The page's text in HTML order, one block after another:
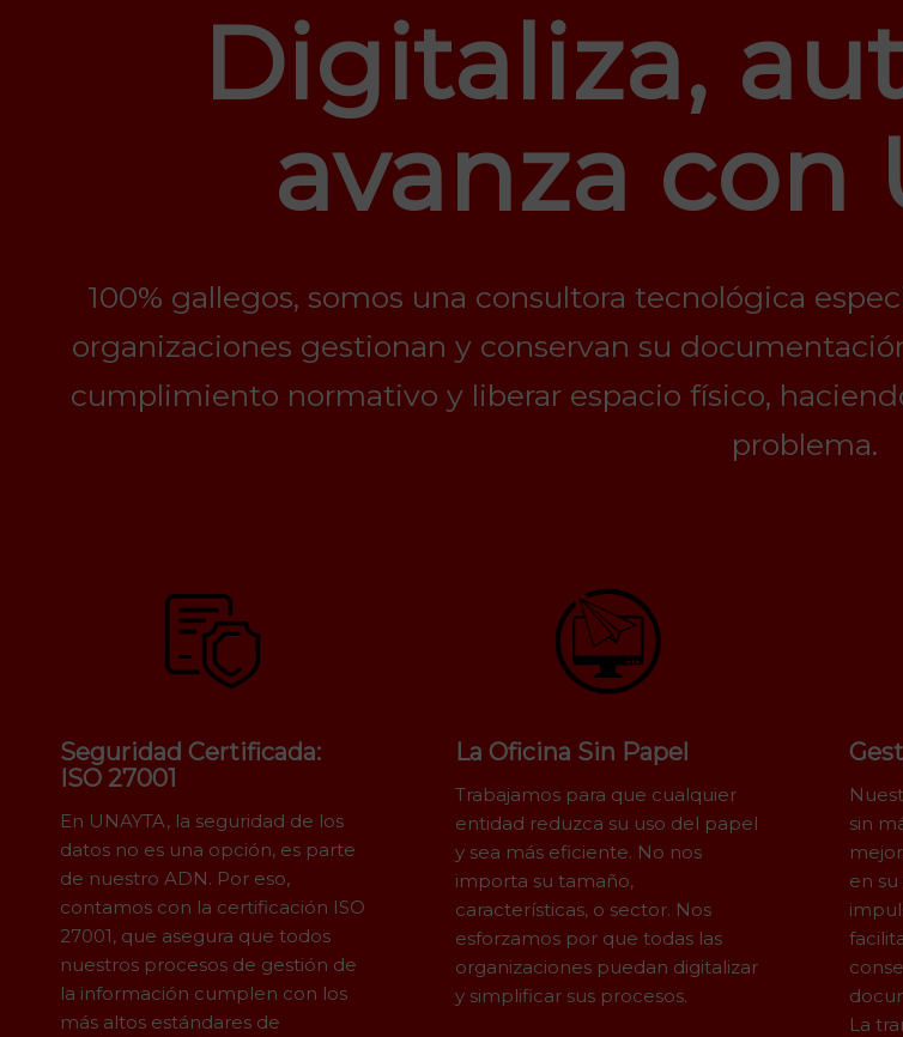
Digitaliza,
avanza con
100% gallegos, somos una consultora tecnológica
organizaciones gestionan y conservan su
cumplimiento normativo y liberar espacio físico,
problema.
Seguridad Certificada:
ISO 27001
En UNAYTA, la seguridad de los
datos no es una opción, es parte
de nuestro ADN. Por eso,
contamos con la certificación ISO
27001, que asegura que todos
nuestros procesos de gestión de
la información cumplen con los
más altos estándares de
La Oficina Sin Papel
Trabajamos para que cualquier
entidad reduzca su uso del papel
y sea más eficiente. No nos
importa su tamaño,
características, o sector. Nos
esforzamos por que todas las
organizaciones puedan digitalizar
y simplificar sus procesos.
sin
en
La